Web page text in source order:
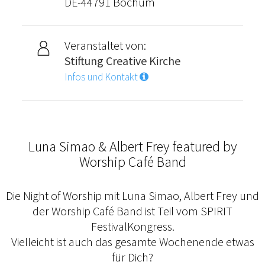
Veranstaltet von:
Stiftung Creative Kirche
Infos und Kontakt
Luna Simao & Albert Frey featured by
Worship Café Band
Die Night of Worship mit Luna Simao, Albert Frey und
der Worship Café Band ist Teil vom SPIRIT
FestivalKongress.
Vielleicht ist auch das gesamte Wochenende etwas
für Dich?